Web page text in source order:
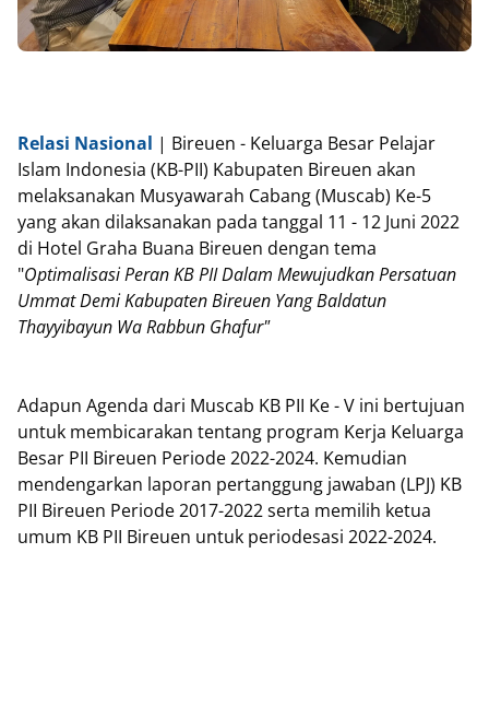
Relasi Nasional | Bireuen - Keluarga Besar Pelajar
Islam Indonesia (KB-PII) Kabupaten Bireuen akan
melaksanakan Musyawarah Cabang (Muscab) Ke-5
yang akan dilaksanakan pada tanggal 11 - 12 Juni 2022
di Hotel Graha Buana Bireuen dengan tema
"Optimalisasi Peran KB PII Dalam Mewujudkan Persatuan
Ummat Demi Kabupaten Bireuen Yang Baldatun
Thayyibayun Wa Rabbun Ghafur"
Adapun Agenda dari Muscab KB PII Ke - V ini bertujuan
untuk membicarakan tentang program Kerja Keluarga
Besar PII Bireuen Periode 2022-2024. Kemudian
mendengarkan laporan pertanggung jawaban (LPJ) KB
PII Bireuen Periode 2017-2022 serta memilih ketua
umum KB PII Bireuen untuk periodesasi 2022-2024.